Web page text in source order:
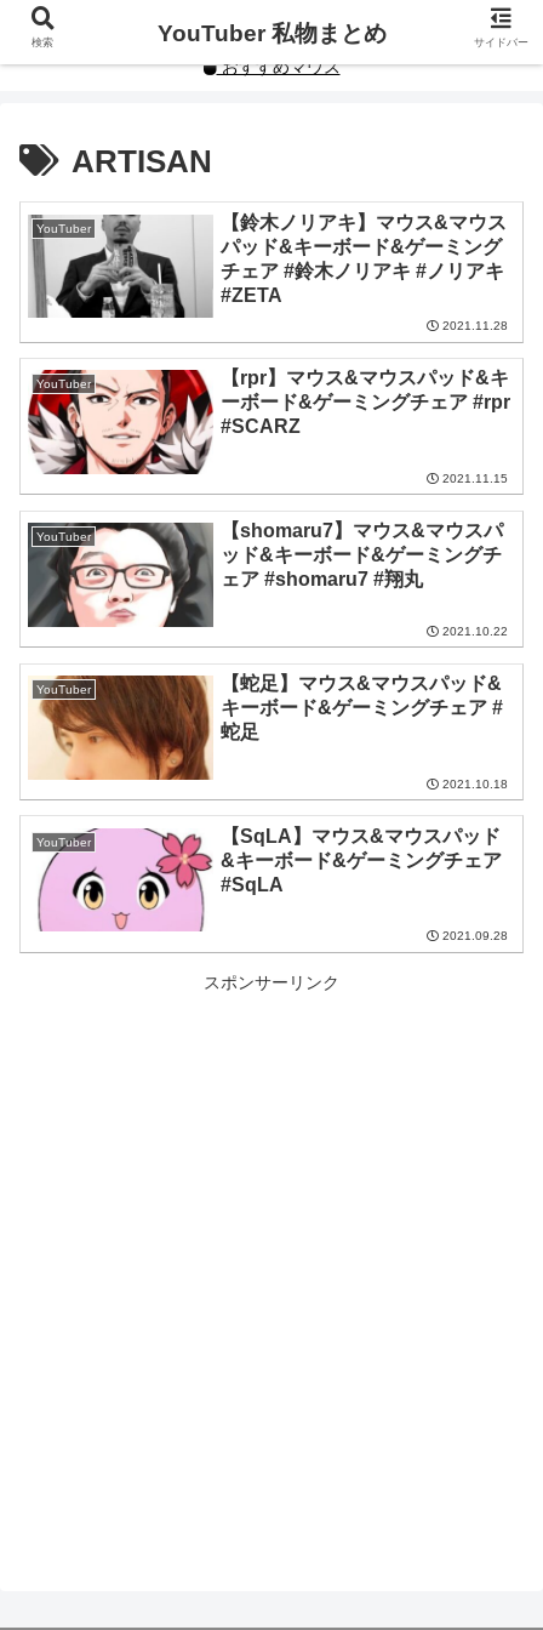
YouTuberや人気インフルエンサーの私物まとめです。
おすすめマウス
ARTISAN
YouTuber
【鈴木ノリアキ】マウス&マウス
パッド&キーボード&ゲーミング
チェア #鈴木ノリアキ #ノリアキ
#ZETA
2021.11.28
YouTuber
【rpr】マウス&マウスパッド&キ
ーボード&ゲーミングチェア #rpr
#SCARZ
2021.11.15
YouTuber
【shomaru7】マウス&マウスパ
ッド&キーボード&ゲーミングチ
ェア #shomaru7 #翔丸
2021.10.22
YouTuber
【蛇足】マウス&マウスパッド&
キーボード&ゲーミングチェア #
蛇足
2021.10.18
YouTuber
【SqLA】マウス&マウスパッド
&キーボード&ゲーミングチェア
#SqLA
2021.09.28
スポンサーリンク
検索 YouTuber 私物まとめ サイドバー